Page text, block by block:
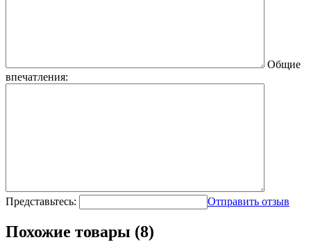
Общие
впечатления:
Представьтесь: Отправить отзыв
Похожие товары (8)